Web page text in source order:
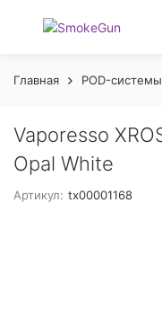
Главная POD-системы
Vaporesso
Opal White
Артикул: tx00001168